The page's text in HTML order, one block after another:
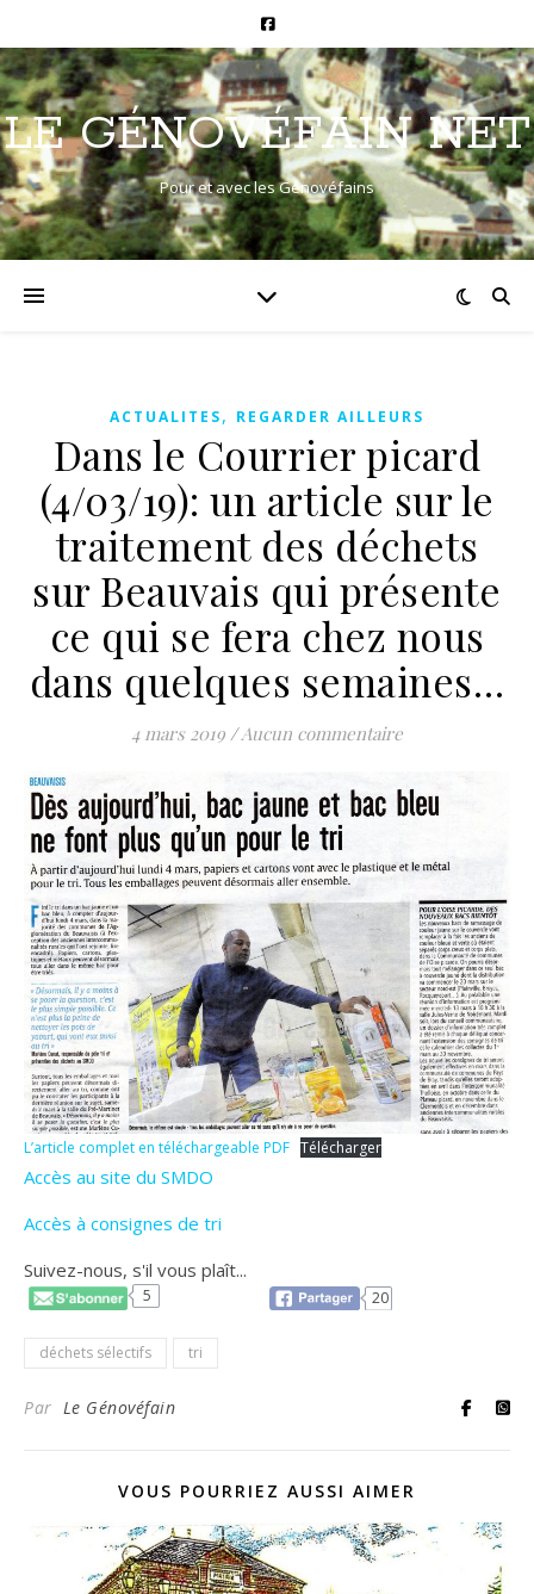
LE GÉNOVÉFAIN NET
Pour et avec les Génovéfains
ACTUALITES, REGARDER AILLEURS
Dans le Courrier picard
(4/03/19): un article sur le
traitement des déchets
sur Beauvais qui présente
ce qui se fera chez nous
dans quelques semaines…
4 mars 2019 /Aucun commentaire
L’article complet en téléchargeable PDF Télécharger
Accès au site du SMDO
Accès à consignes de tri
Suivez-nous, s'il vous plaît...
5 20
déchets sélectifs tri
Par Le Génovéfain
VOUS POURRIEZ AUSSI AIMER